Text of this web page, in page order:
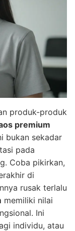
produk-produk
premium
bukan sekadar
pada
Coba pikirkan,
di
rusak terlalu
memiliki nilai
Ini
individu, atau